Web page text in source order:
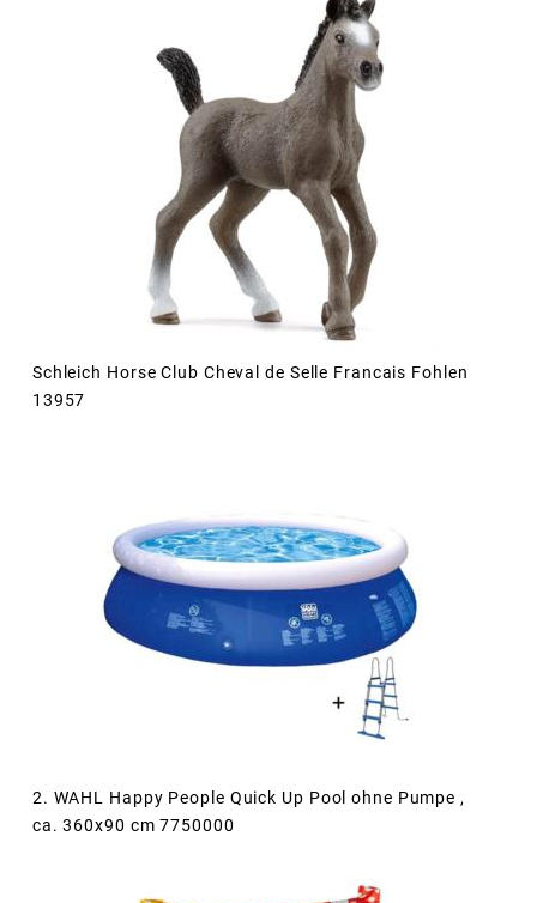
Schleich Horse Club Cheval de Selle Francais Fohlen
13957
2. WAHL Happy People Quick Up Pool ohne Pumpe ,
ca. 360x90 cm 7750000